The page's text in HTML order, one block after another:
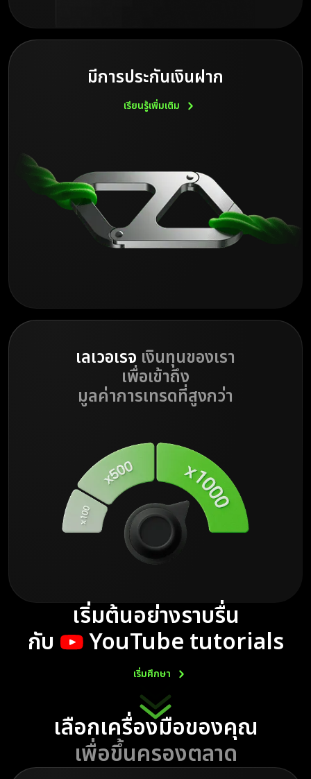
มีการประกันเงินฝาก
เรียนรู้เพิ่มเติม
เลเวอเรจ เงินทุนของเรา
เพื่อเข้าถึง
มูลค่าการเทรดที่สูงกว่า
เริ่มต้นอย่างราบรื่น
กับ YouTube tutorials
เริ่มศึกษา
เลือกเครื่องมือของคุณ
เพื่อขึ้นครองตลาด